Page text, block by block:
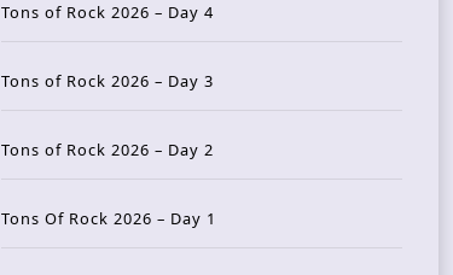
Tons of Rock 2026 – Day 4
Tons of Rock 2026 – Day 3
Tons of Rock 2026 – Day 2
Tons Of Rock 2026 – Day 1